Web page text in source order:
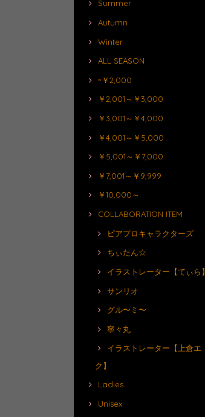
Summer
Autumn
Winter
ALL SEASON
~￥2,000
￥2,001～￥3,000
￥3,001～￥4,000
￥4,001～￥5,000
￥5,001～￥7,000
￥7,001～￥9,999
￥10,000～
COLLABORATION ITEM
ピアプロキャラクターズ
ちぃたん☆
イラストレーター【てぃら】
サンリオ
グル〜ミ〜
寧々丸
イラストレーター【上倉エ
ク】
Ladies
Unisex